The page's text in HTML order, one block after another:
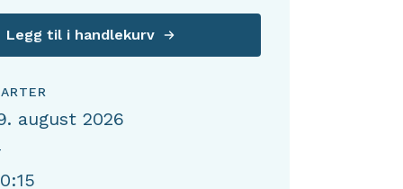
Legg til i handlekurv
august 2026